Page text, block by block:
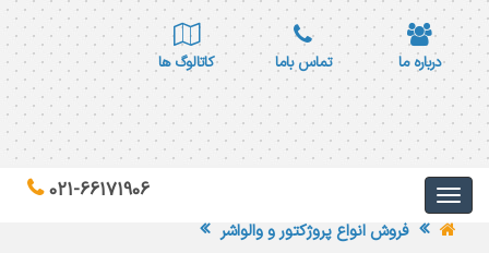
درباره ما تماس باما کاتالوگ ها
021-66171906
فروش انواع پروژکتور و والواشر